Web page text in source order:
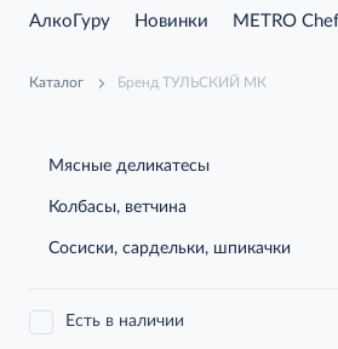
АлкоГуру Новинки METRO Chef
Каталог Бренд ТУЛЬСКИЙ МК
Мясные деликатесы
Колбасы, ветчина
Сосиски, сардельки, шпикачки
Есть в наличии